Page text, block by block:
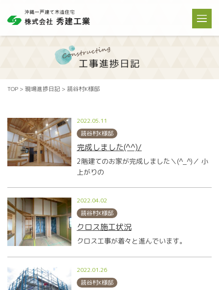
TOP > 現場進捗日記 > 読谷村K様邸
2022.05.11
読谷村K様邸
完成しました(^^)/
2階建てのお家が完成しました＼(^_^)／ 小
上がりの
2022.04.02
読谷村K様邸
クロス施工状況
クロス工事が着々と進んでいます。
2022.01.26
読谷村K様邸